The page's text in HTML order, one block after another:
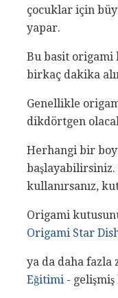
çocuklar için
yapar.
Bu basit origami
birkaç dakika
Genellikle
dikdörtgen
Herhangi bir
kullanırsanız,
Origami
Origami Star
ya da daha fazla
Eğitimi -